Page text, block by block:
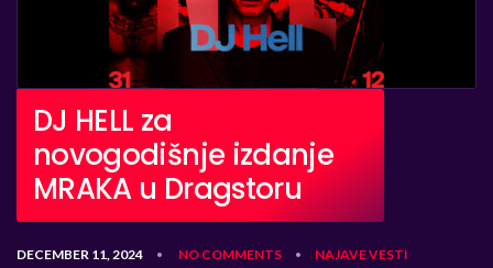
DJ HELL za
novogodišnje izdanje
MRAKA u Dragstoru
DECEMBER 11, 2024 • NO COMMENTS • NAJAVEVESTI